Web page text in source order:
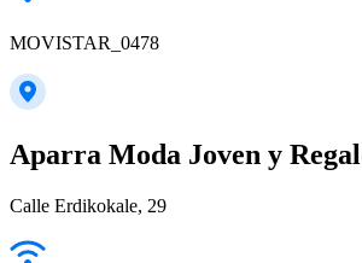
MOVISTAR_0478
Aparra Moda Joven y
Calle Erdikokale, 29